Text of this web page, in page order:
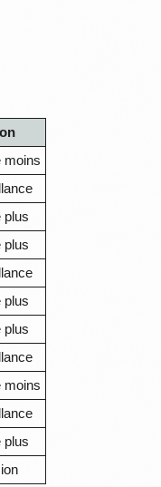
moins
plus
plus
plus
plus
moins
plus